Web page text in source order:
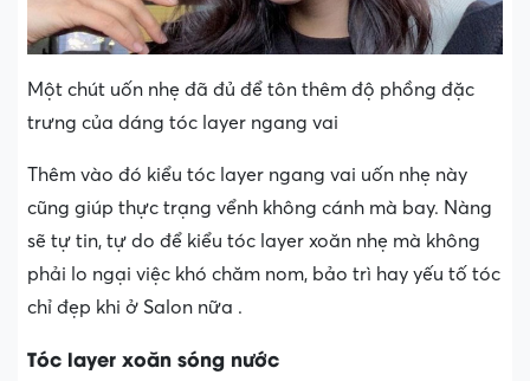
Một chút uốn nhẹ đã đủ để tôn thêm độ phồng đặc
trưng của dáng tóc layer ngang vai
Thêm vào đó kiểu tóc layer ngang vai uốn nhẹ này
cũng giúp thực trạng vểnh không cánh mà bay. Nàng
sẽ tự tin, tự do để kiểu tóc layer xoăn nhẹ mà không
phải lo ngại việc khó chăm nom, bảo trì hay yếu tố tóc
chỉ đẹp khi ở Salon nữa .
Tóc layer xoăn sóng nước